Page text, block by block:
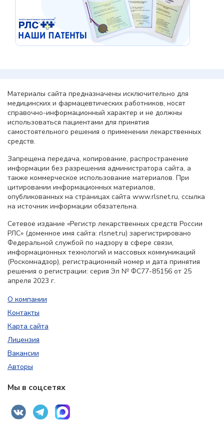
Материалы сайта предназначены исключительно для
медицинских и фармацевтических работников, носят
справочно-информационный характер и не должны
использоваться пациентами для принятия
самостоятельного решения о применении лекарственных
средств.
Запрещена передача, копирование, распространение
информации без разрешения администратора сайта, а
также коммерческое использование материалов. При
цитировании информационных материалов,
опубликованных на страницах сайта www.rlsnet.ru, ссылка
на источник информации обязательна.
Сетевое издание «Регистр лекарственных средств России
РЛС» (доменное имя сайта: rlsnet.ru) зарегистрировано
Федеральной службой по надзору в сфере связи,
информационных технологий и массовых коммуникаций
(Роскомнадзор), регистрационный номер и дата принятия
решения о регистрации: серия Эл № ФС77-85156 от 25
апреля 2023 г.
О компании
Контакты
Карта сайта
Лицензия
Вакансии
Авторы
Мы в соцсетях